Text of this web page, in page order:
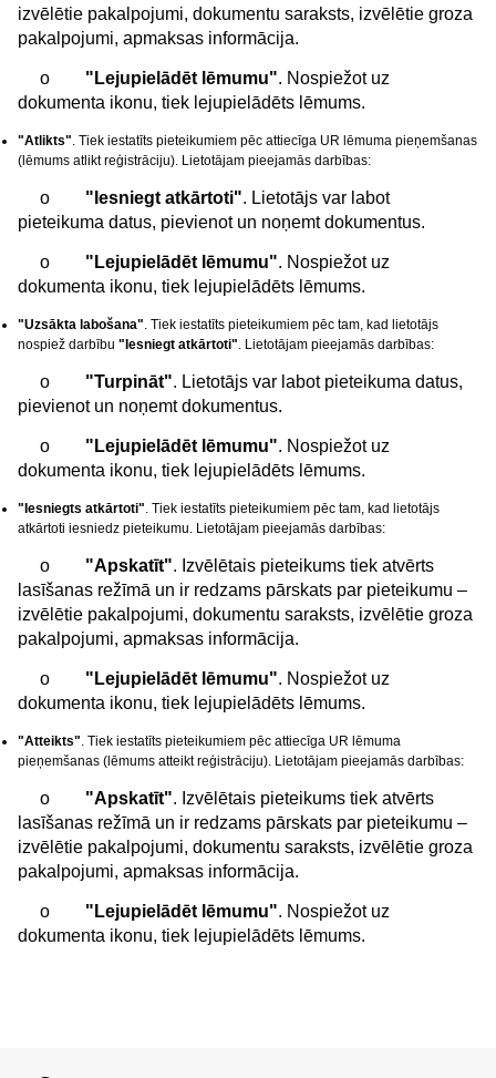
izvēlētie pakalpojumi, dokumentu saraksts, izvēlētie groza
pakalpojumi, apmaksas informācija.
o "Lejupielādēt lēmumu". Nospiežot uz
dokumenta ikonu, tiek lejupielādēts lēmums.
"Atlikts". Tiek iestatīts pieteikumiem pēc attiecīga UR lēmuma pieņemšanas
(lēmums atlikt reģistrāciju). Lietotājam pieejamās darbības:
o "Iesniegt atkārtoti". Lietotājs var labot
pieteikuma datus, pievienot un noņemt dokumentus.
o "Lejupielādēt lēmumu". Nospiežot uz
dokumenta ikonu, tiek lejupielādēts lēmums.
"Uzsākta labošana". Tiek iestatīts pieteikumiem pēc tam, kad lietotājs
nospiež darbību "Iesniegt atkārtoti". Lietotājam pieejamās darbības:
o "Turpināt". Lietotājs var labot pieteikuma datus,
pievienot un noņemt dokumentus.
o "Lejupielādēt lēmumu". Nospiežot uz
dokumenta ikonu, tiek lejupielādēts lēmums.
"Iesniegts atkārtoti". Tiek iestatīts pieteikumiem pēc tam, kad lietotājs
atkārtoti iesniedz pieteikumu. Lietotājam pieejamās darbības:
o "Apskatīt". Izvēlētais pieteikums tiek atvērts
lasīšanas režīmā un ir redzams pārskats par pieteikumu –
izvēlētie pakalpojumi, dokumentu saraksts, izvēlētie groza
pakalpojumi, apmaksas informācija.
o "Lejupielādēt lēmumu". Nospiežot uz
dokumenta ikonu, tiek lejupielādēts lēmums.
"Atteikts". Tiek iestatīts pieteikumiem pēc attiecīga UR lēmuma
pieņemšanas (lēmums atteikt reģistrāciju). Lietotājam pieejamās darbības:
o "Apskatīt". Izvēlētais pieteikums tiek atvērts
lasīšanas režīmā un ir redzams pārskats par pieteikumu –
izvēlētie pakalpojumi, dokumentu saraksts, izvēlētie groza
pakalpojumi, apmaksas informācija.
o "Lejupielādēt lēmumu". Nospiežot uz
dokumenta ikonu, tiek lejupielādēts lēmums.